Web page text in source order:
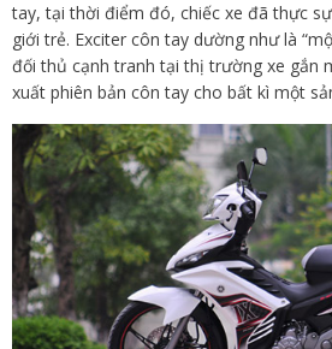
tay, tại thời điểm đó, chiếc xe đã thực
giới trẻ. Exciter côn tay dường như là
đối thủ cạnh tranh tại thị trường xe gắn
xuất phiên bản côn tay cho bất kì một